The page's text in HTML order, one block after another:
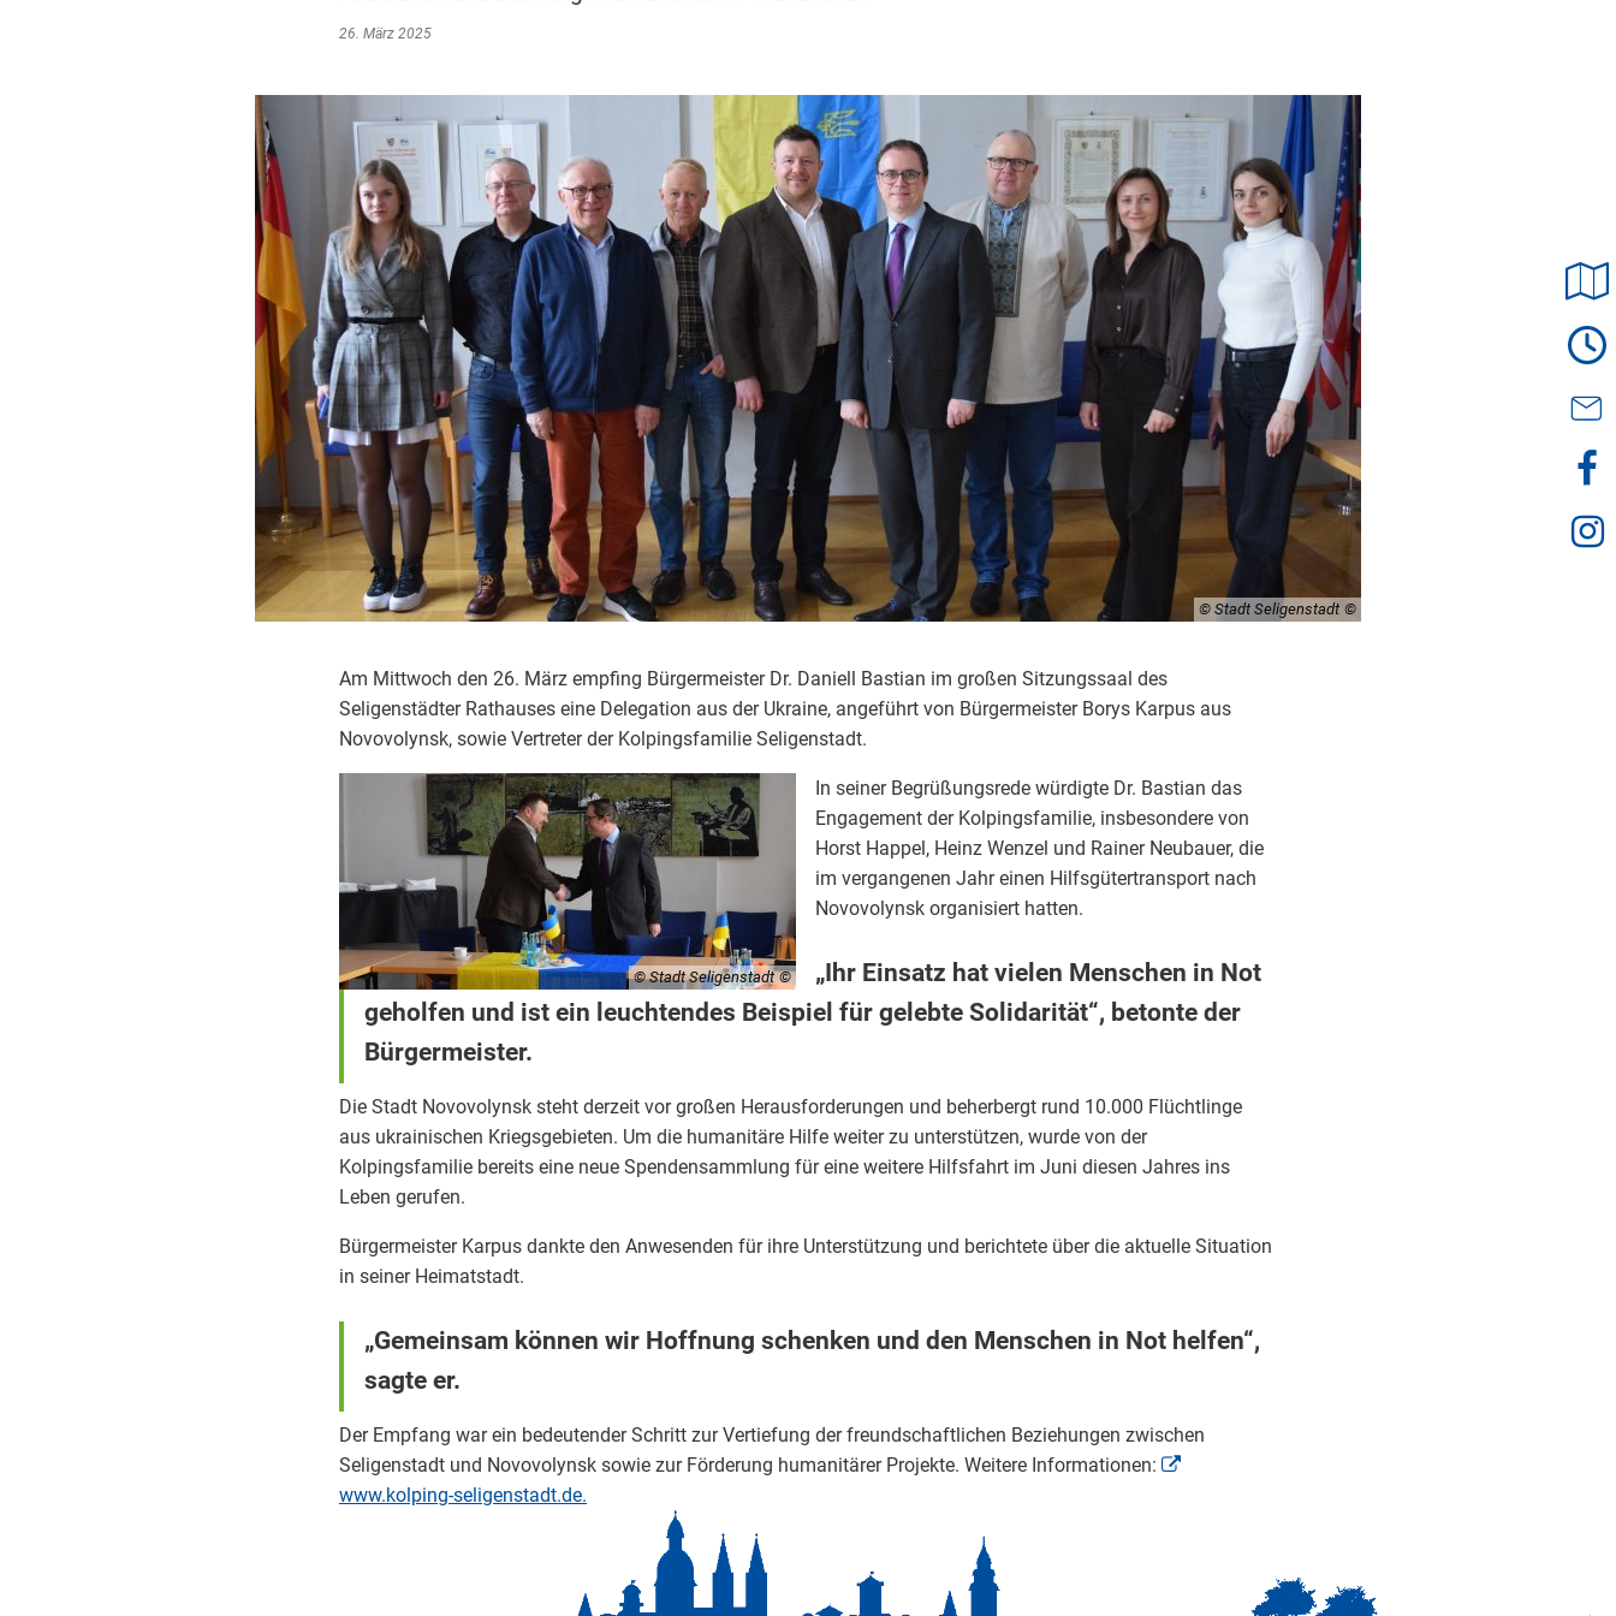
26. März 2025
© Stadt Seligenstadt
Am Mittwoch den 26. März empfing Bürgermeister Dr. Daniell Bastian im großen Sitzungssaal des
Seligenstädter Rathauses eine Delegation aus der Ukraine, angeführt von Bürgermeister Borys Karpus aus
Novovolynsk, sowie Vertreter der Kolpingsfamilie Seligenstadt.
© Stadt Seligenstadt
In seiner Begrüßungsrede würdigte Dr. Bastian das
Engagement der Kolpingsfamilie, insbesondere von
Horst Happel, Heinz Wenzel und Rainer Neubauer, die
im vergangenen Jahr einen Hilfsgütertransport nach
Novovolynsk organisiert hatten.
„Ihr Einsatz hat vielen Menschen in Not
geholfen und ist ein leuchtendes Beispiel für gelebte Solidarität“, betonte der
Bürgermeister.
Die Stadt Novovolynsk steht derzeit vor großen Herausforderungen und beherbergt rund 10.000 Flüchtlinge
aus ukrainischen Kriegsgebieten. Um die humanitäre Hilfe weiter zu unterstützen, wurde von der
Kolpingsfamilie bereits eine neue Spendensammlung für eine weitere Hilfsfahrt im Juni diesen Jahres ins
Leben gerufen.
Bürgermeister Karpus dankte den Anwesenden für ihre Unterstützung und berichtete über die aktuelle Situation
in seiner Heimatstadt.
„Gemeinsam können wir Hoffnung schenken und den Menschen in Not helfen“,
sagte er.
Der Empfang war ein bedeutender Schritt zur Vertiefung der freundschaftlichen Beziehungen zwischen
Seligenstadt und Novovolynsk sowie zur Förderung humanitärer Projekte. Weitere Informationen:
www.kolping-seligenstadt.de.